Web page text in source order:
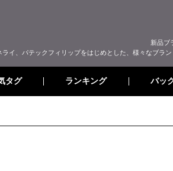
新品ブ
ライ、パテックフィリップをはじめとした、様々なブラ
タグ ランキング バッ